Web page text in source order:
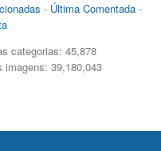
- Última Comentada-
categorias: 45,878
39,180,043